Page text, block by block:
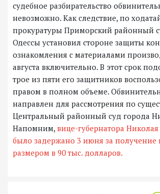
судебное разбирательство
невозможно. Как следствие, по
прокуратуры Приморский районный
Одессы установил стороне защиты
ознакомления с материалами
августа включительно. В этот срок
трое из пяти его защитников
правом в полном объеме.
направлен для рассмотрения по
Центральный районный суд города
Напомним, вице-губернатора
было задержано 3 июня за получение
размером в 90 тыс. долларов.